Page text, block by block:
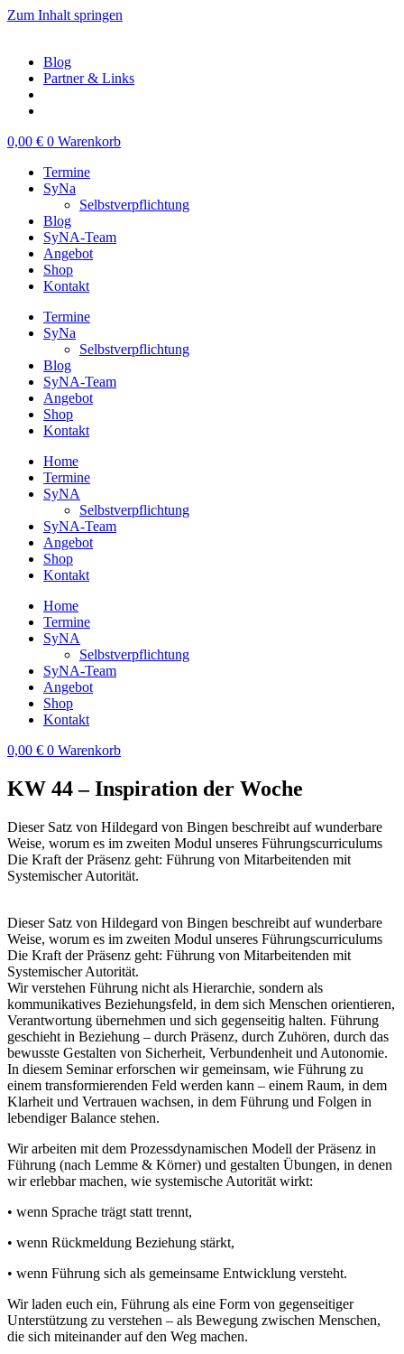
Zum Inhalt springen
Blog
Partner & Links
0,00 € 0 Warenkorb
Termine
SyNa
Selbstverpflichtung
Blog
SyNA-Team
Angebot
Shop
Kontakt
Termine
SyNa
Selbstverpflichtung
Blog
SyNA-Team
Angebot
Shop
Kontakt
Home
Termine
SyNA
Selbstverpflichtung
SyNA-Team
Angebot
Shop
Kontakt
Home
Termine
SyNA
Selbstverpflichtung
SyNA-Team
Angebot
Shop
Kontakt
0,00 € 0 Warenkorb
KW 44 – Inspiration der Woche
Dieser Satz von Hildegard von Bingen beschreibt auf wunderbare
Weise, worum es im zweiten Modul unseres Führungscurriculums
Die Kraft der Präsenz geht: Führung von Mitarbeitenden mit
Systemischer Autorität.
Dieser Satz von Hildegard von Bingen beschreibt auf wunderbare
Weise, worum es im zweiten Modul unseres Führungscurriculums
Die Kraft der Präsenz geht: Führung von Mitarbeitenden mit
Systemischer Autorität.
Wir verstehen Führung nicht als Hierarchie, sondern als
kommunikatives Beziehungsfeld, in dem sich Menschen orientieren,
Verantwortung übernehmen und sich gegenseitig halten. Führung
geschieht in Beziehung – durch Präsenz, durch Zuhören, durch das
bewusste Gestalten von Sicherheit, Verbundenheit und Autonomie.
In diesem Seminar erforschen wir gemeinsam, wie Führung zu
einem transformierenden Feld werden kann – einem Raum, in dem
Klarheit und Vertrauen wachsen, in dem Führung und Folgen in
lebendiger Balance stehen.
Wir arbeiten mit dem Prozessdynamischen Modell der Präsenz in
Führung (nach Lemme & Körner) und gestalten Übungen, in denen
wir erlebbar machen, wie systemische Autorität wirkt:
• wenn Sprache trägt statt trennt,
• wenn Rückmeldung Beziehung stärkt,
• wenn Führung sich als gemeinsame Entwicklung versteht.
Wir laden euch ein, Führung als eine Form von gegenseitiger
Unterstützung zu verstehen – als Bewegung zwischen Menschen,
die sich miteinander auf den Weg machen.